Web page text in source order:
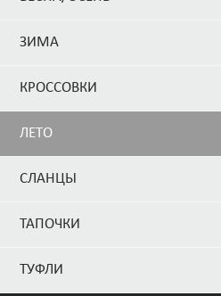
ЗИМА
КРОССОВКИ
ЛЕТО
СЛАНЦЫ
ТАПОЧКИ
ТУФЛИ